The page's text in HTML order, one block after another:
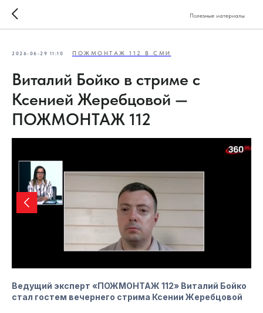
Полезные материалы
2026-06-29 11:10 ПОЖМОНТАЖ 112 В СМИ
Виталий Бойко в стриме с
Ксенией Жеребцовой —
ПОЖМОНТАЖ 112
Ведущий эксперт «ПОЖМОНТАЖ 112» Виталий Бойко
стал гостем вечернего стрима Ксении Жеребцовой